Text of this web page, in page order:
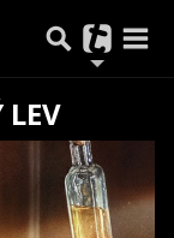
LEV